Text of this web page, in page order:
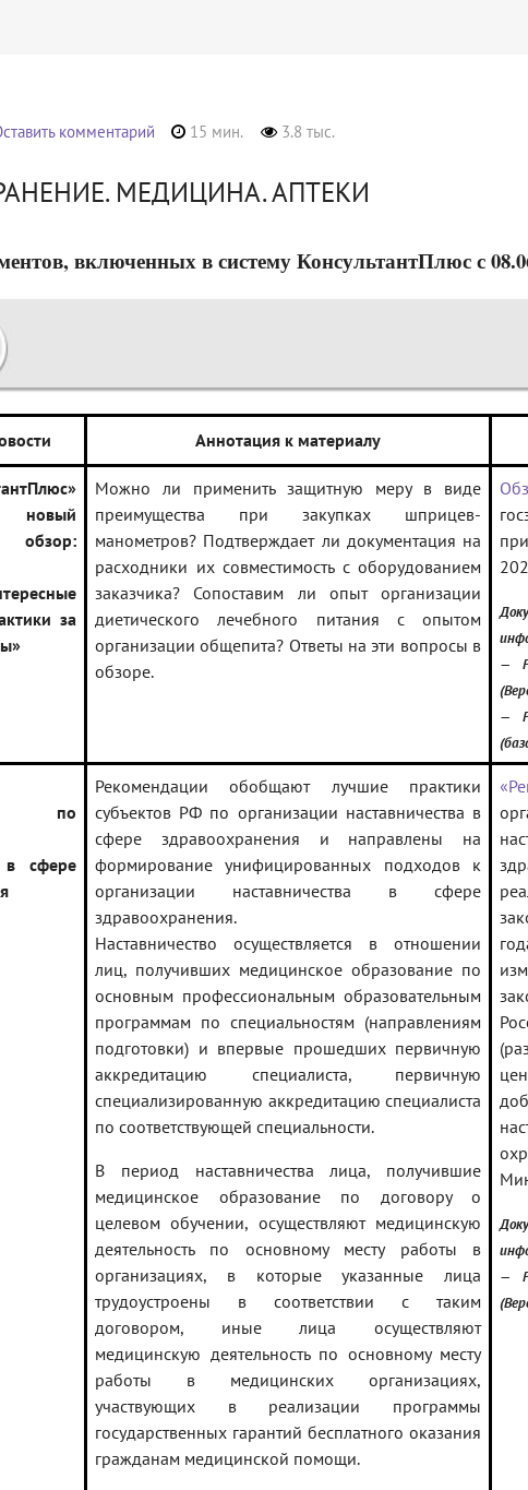
комментарий 15 мин. 3.8 тыс.
МЕДИЦИНА. АПТЕКИ
включенных в систему КонсультантПлюс с
Аннотация к материалу
обзор:
за
Можно ли применить защитную меру в виде
преимущества при закупках шприцев-
манометров? Подтверждает ли документация на
расходники их совместимость с оборудованием
заказчика? Сопоставим ли опыт организации
диетического лечебного питания с опытом
организации общепита? Ответы на эти вопросы в
обзоре.
—
—
по
в сфере
Рекомендации обобщают лучшие практики
субъектов РФ по организации наставничества в
сфере здравоохранения и направлены на
формирование унифицированных подходов к
организации наставничества в сфере
здравоохранения.
Наставничество осуществляется в отношении
лиц, получивших медицинское образование по
основным профессиональным образовательным
программам по специальностям (направлениям
подготовки) и впервые прошедших первичную
аккредитацию специалиста, первичную
специализированную аккредитацию специалиста
по соответствующей специальности.
В период наставничества лица, получившие
медицинское образование по договору о
целевом обучении, осуществляют медицинскую
деятельность по основному месту работы в
организациях, в которые указанные лица
трудоустроены в соответствии с таким
договором, иные лица осуществляют
медицинскую деятельность по основному месту
работы в медицинских организациях,
участвующих в реализации программы
государственных гарантий бесплатного оказания
гражданам медицинской помощи.
—